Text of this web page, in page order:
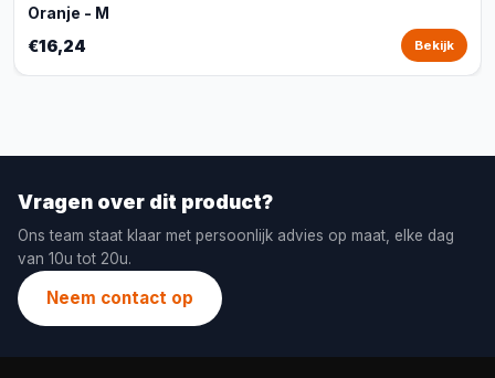
Oranje - M
€16,24 Bekijk
Vragen over dit product?
Ons team staat klaar met persoonlijk advies op maat, elke dag
van 10u tot 20u.
Neem contact op